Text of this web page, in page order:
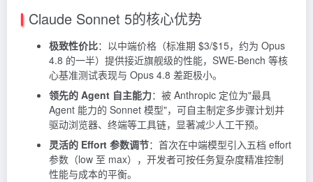
Claude Sonnet 5的核心优势
极致性价比：以中端价格（标准期 $3/$15，约为 Opus
4.8 的一半）提供接近旗舰级的性能，SWE-Bench 等核
心基准测试表现与 Opus 4.8 差距极小。
领先的 Agent 自主能力：被 Anthropic 定位为"最具
Agent 能力的 Sonnet 模型"，可自主制定多步骤计划并
驱动浏览器、终端等工具链，显著减少人工干预。
灵活的 Effort 参数调节：首次在中端模型引入五档 effort
参数（low 至 max），开发者可按任务复杂度精准控制
性能与成本的平衡。